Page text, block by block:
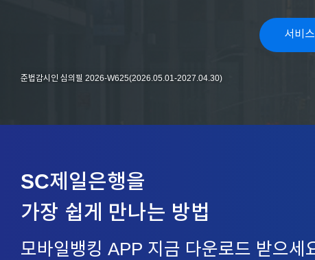
서비
준법감시인 심의필 2026-W625(2026.05.01-2027.04.30)
SC제일은행을
가장 쉽게 만나는 방법
모바일뱅킹 APP 지금 다운로드 받으세